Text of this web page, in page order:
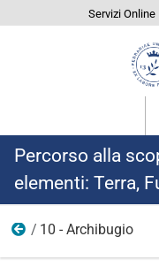
Servizi Online
Percorso alla
elementi: Terra,
Immagini
10 - Archibugio